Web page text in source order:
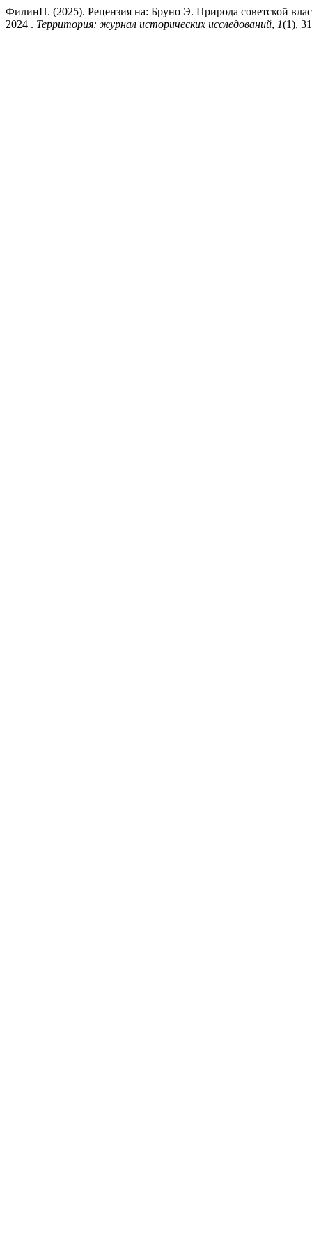
ФилинП. (2025). Рецензия на: Бруно Э. Природа советской
2024 . Территория: журнал исторических исследований, 1(1),